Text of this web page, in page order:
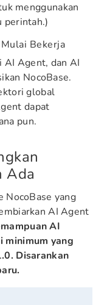
menggunakan
perintah.)
Bekerja
AI Agent, dan AI
NocoBase.
global
dapat
pun.
Ada
NocoBase yang
AI Agent
AI
minimum yang
Disarankan